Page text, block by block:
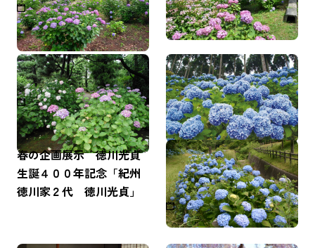
（アジサイの見頃）
養翠園 アジサイの見頃
2026年6月上旬～6月下旬
花園あじさい園
春の企画展示 徳川光貞
生誕４００年記念「紀州
徳川家２代 徳川光貞」
和歌山市森林公園 アジ
サイの見頃
2026年6月上旬～6月下旬